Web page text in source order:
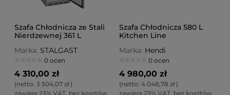
Szafa Chłodnicza ze Stali
Nierdzewnej 361 L
Marka: STALGAST
0 ocen
4 310,00 zł
(netto: 3 504,07 zł)
zawiera 23% VAT, bez kosztów
Szafa Chłodnicza 580 L
Kitchen Line
Marka: Hendi
0 ocen
4 980,00 zł
(netto: 4 048,78 zł)
zawiera 23% VAT, bez kosztów